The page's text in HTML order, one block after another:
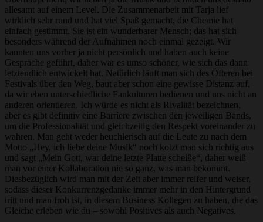
allesamt auf einem Level. Die Zusammenarbeit mit Tarja lief
wirklich sehr rund und hat viel Spaß gemacht, die Chemie hat
einfach gestimmt. Sie ist ein wunderbarer Mensch; das hat sich
besonders während der Aufnahmen noch einmal gezeigt. Wir
kannten uns vorher ja nicht persönlich und haben auch keine
Gespräche geführt, daher war es umso schöner, wie sich das dann
letztendlich entwickelt hat. Natürlich läuft man sich des Öfteren bei
Festivals über den Weg, baut aber schon eine gewisse Distanz auf,
da wir eben unterschiedliche Fankulturen bedienen und uns nicht an
anderen orientieren. Ich würde es nicht als Rivalität bezeichnen,
aber es gibt definitiv eine Barriere zwischen den jeweiligen Bands,
um die Professionalität und gleichzeitig den Respekt voreinander zu
wahren. Man geht weder heuchlerisch auf die Leute zu nach dem
Motto „Hey, ich liebe deine Musik“ noch kotzt man sich richtig aus
und sagt „Mein Gott, war deine letzte Platte scheiße“, daher weiß
man vor einer Kollaboration nie so ganz, was man bekommt.
Diesbezüglich wird man mit der Zeit aber immer reifer und weiser,
sodass dieser Konkurrenzgedanke immer mehr in den Hintergrund
tritt und man froh ist, in diesem Business Kollegen zu haben, die das
Gleiche erleben wie du – sowohl Positives als auch Negatives.